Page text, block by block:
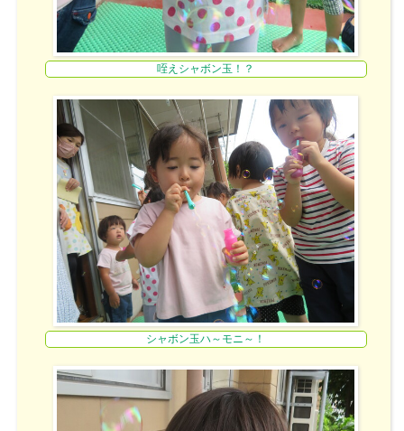
咥えシャボン玉！？
シャボン玉ハ～モニ～！